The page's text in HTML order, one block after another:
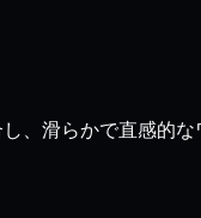
、滑らかで直感的